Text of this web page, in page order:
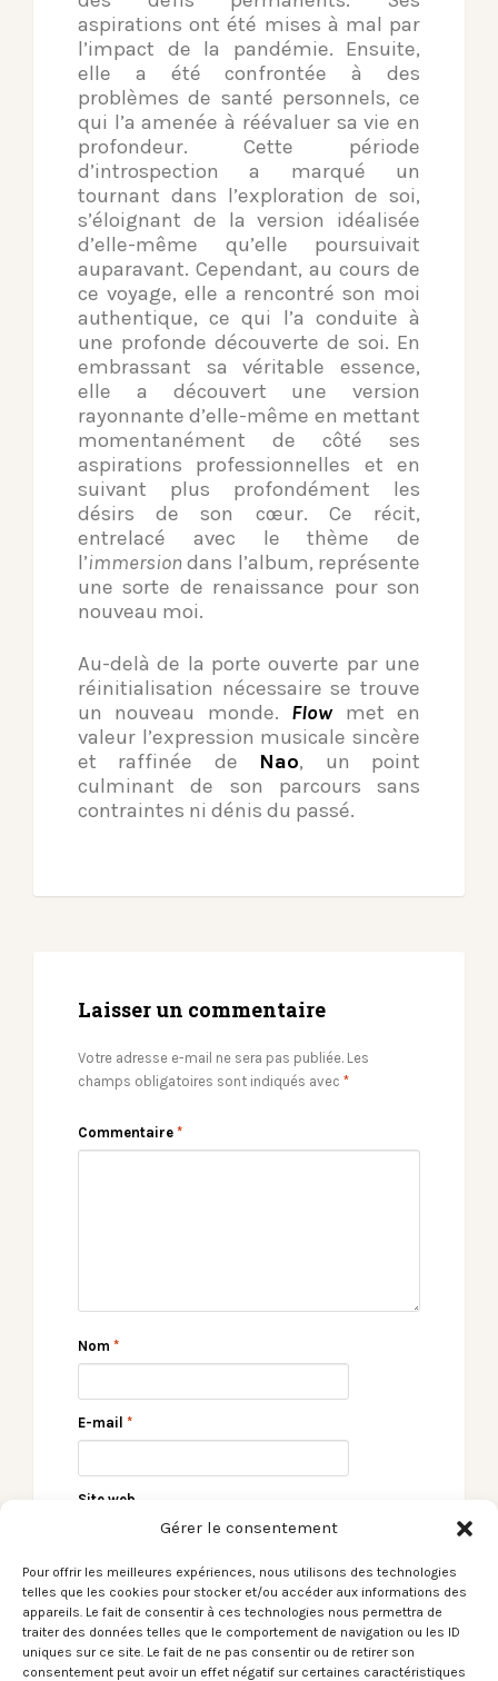
Gérer le consentement
Pour offrir les meilleures expériences, nous utilisons des technologies
telles que les cookies pour stocker et/ou accéder aux informations des
appareils. Le fait de consentir à ces technologies nous permettra de
traiter des données telles que le comportement de navigation ou les ID
uniques sur ce site. Le fait de ne pas consentir ou de retirer son
consentement peut avoir un effet négatif sur certaines caractéristiques
aspirations ont été mises à mal par
l’impact de la pandémie. Ensuite,
elle a été confrontée à des
problèmes de santé personnels, ce
qui l’a amenée à réévaluer sa vie en
profondeur. Cette période
d’introspection a marqué un
tournant dans l’exploration de soi,
s’éloignant de la version idéalisée
d’elle-même qu’elle poursuivait
auparavant. Cependant, au cours de
ce voyage, elle a rencontré son moi
authentique, ce qui l’a conduite à
une profonde découverte de soi. En
embrassant sa véritable essence,
elle a découvert une version
rayonnante d’elle-même en mettant
momentanément de côté ses
aspirations professionnelles et en
suivant plus profondément les
désirs de son cœur. Ce récit,
entrelacé avec le thème de
l’immersiondans l’album, représente
une sorte de renaissance pour son
nouveau moi.
Au-delà de la porte ouverte par une
réinitialisation nécessaire se trouve
un nouveau monde. Flowmet en
valeur l’expression musicale sincère
et raffinée de Nao, un point
culminant de son parcours sans
contraintes ni dénis du passé.
Laisser un commentaire
Votre adresse e-mail ne sera pas publiée. Les
champs obligatoires sont indiqués avec *
Commentaire *
Nom *
E-mail *
Site web